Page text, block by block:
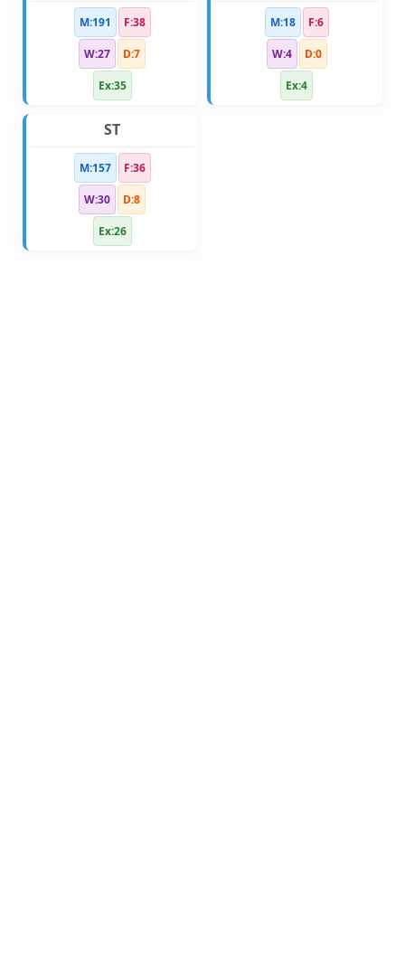
M:191 F:38
W:27 D:7
Ex:35
M:18 F:6
W:4 D:0
Ex:4
ST
M:157 F:36
W:30 D:8
Ex:26